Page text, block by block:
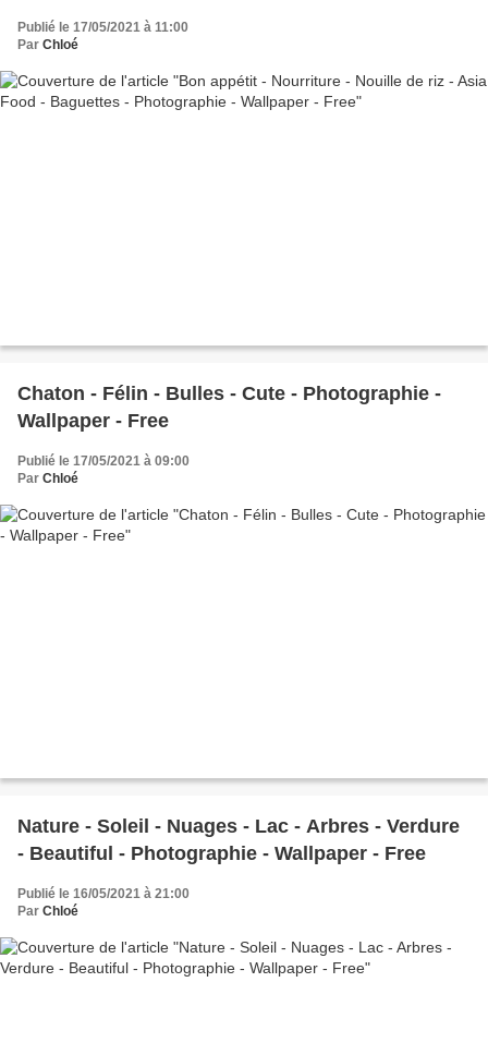
Publié le 17/05/2021 à 11:00
Par Chloé
Chaton - Félin - Bulles - Cute - Photographie -
Wallpaper - Free
Publié le 17/05/2021 à 09:00
Par Chloé
Nature - Soleil - Nuages - Lac - Arbres - Verdure
- Beautiful - Photographie - Wallpaper - Free
Publié le 16/05/2021 à 21:00
Par Chloé